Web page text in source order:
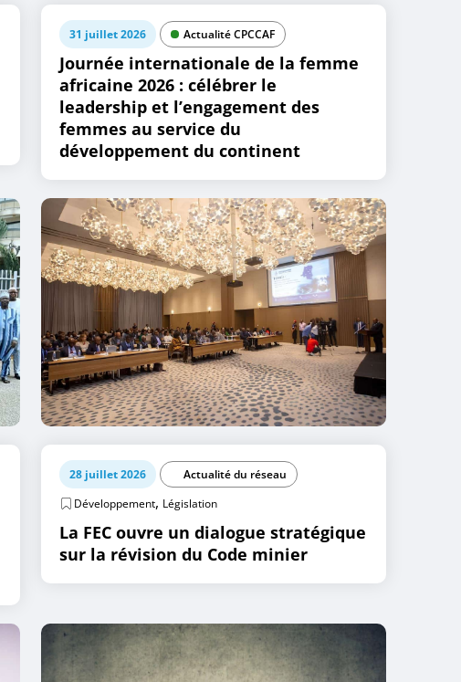
31 juillet 2026 Actualité CPCCAF
Journée internationale de la femme
africaine 2026 : célébrer le
leadership et l’engagement des
femmes au service du
développement du continent
28 juillet 2026
Actualité du réseau
Développement, Législation
La FEC ouvre un dialogue stratégique
sur la révision du Code minier